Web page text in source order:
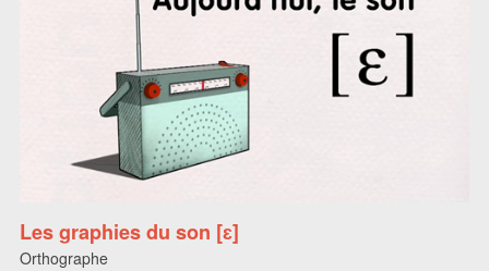
Les graphies du son [ɛ]
Orthographe